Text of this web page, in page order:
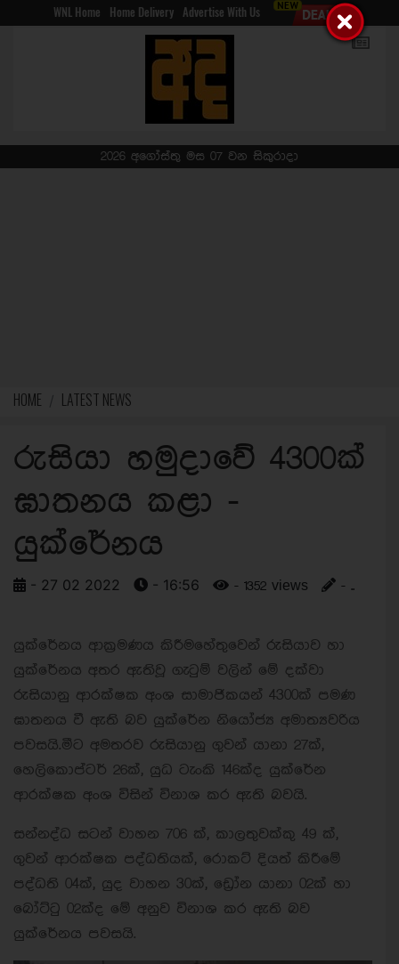
WNL Home Home Delivery Advertise With Us
2026 අගෝස්තු මස 07 වන සිකුරාදා
HOME LATEST NEWS
රුසියා හමුදාවේ 4300ක්
ඝාතනය කළා -
යුක්රේනය
- 27 02 2022 - 16:56 - 1352 views - ..
යුක්රේනය ආක්‍රමණය කිරීමහේතුවෙන් රුසියාව හා
යුක්රේනය අතර ඇතිවූ ගැටුම් වලින් මේ දක්වා
රුසියානු ආරක්ෂක අංශ සාමාජිකයන් 4300ක් පමණ
ඝාතනය වී ඇති බව යුක්රේන නියෝජ්‍ය අමාත්‍යවරිය
පවසයි.මීට අමතරව රුසියානු ගුවන් යානා 27ක්,
හෙලිකොප්ටර් 26ක්, යුධ ටැංකි 146ක්ද යුක්රේන
ආරක්ෂක අංශ විසින් විනාශ කර ඇති බවයි.
සන්නද්ධ සටන් වාහන 706 ක්, කාලතුවක්කු 49 ක්,
ගුවන් ආරක්ෂක පද්ධතියක්, රොකට් දියත් කිරීමේ
පද්ධති 04ක්, යුද වාහන 30ක්, ඩ්‍රෝන යානා 02ක් හා
බෝට්ටු 02ක්ද මේ අනුව විනාශ කර ඇති බව
යුක්රේනය පවසයි.